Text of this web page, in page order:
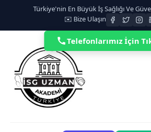
Türkiye'nin En Büyük İş Sağlığı Ve
✉️ Bize Ulaşın
Telefonlarımız İçin